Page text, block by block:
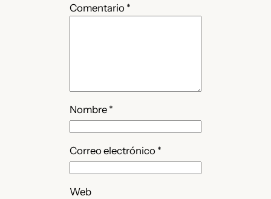
Comentario *
Nombre *
Correo electrónico *
Web